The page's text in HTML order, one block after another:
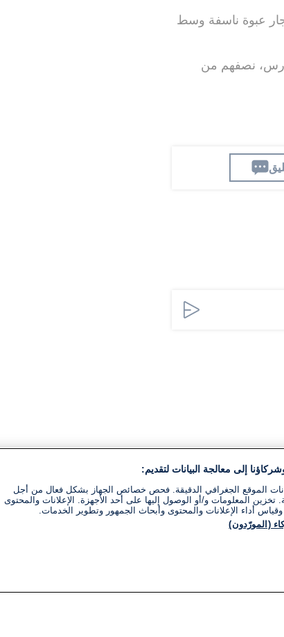
في انفجار عبوة ناسفة وسط
شخص منذ آذار/ مارس، نصفهم من
إلى معالجة البيانات لتقديم:
الموقع الجغرافي الدقيقة. فحص خصائص الجهاز بشكل فعال من أجل
تخزين المعلومات و/أو الوصول إليها على أحد الأجهزة. الإعلانات والمحتوى
أداء الإعلانات والمحتوى وأبحاث الجمهور وتطوير الخدمات.
(المورّدون)